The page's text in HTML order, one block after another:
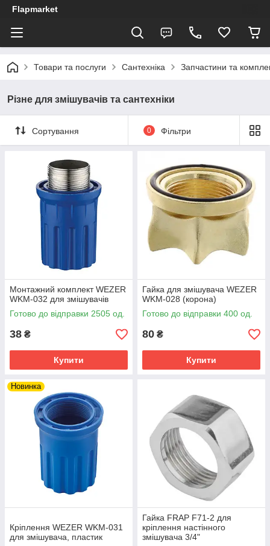
Flapmarket
Товари та послуги Сантехніка Запчастини та
Різне для змішувачів та сантехніки
Сортування 0 Фільтри
Монтажний комплект WEZER
WKM-032 для змішувачів
Готово до відправки 2505 од.
38 ₴
Купити
Гайка для змішувача WEZER
WKM-028 (корона)
Готово до відправки 400 од.
80 ₴
Купити
Новинка
Кріплення WEZER WKM-031
для змішувача, пластик
Гайка FRAP F71-2 для
кріплення настінного
змішувача 3/4"